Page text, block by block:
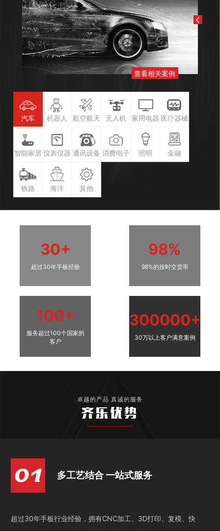
查看相关案例
汽车 机器人 航空航天 无人机 家用电器 医疗器械
智能家居 仪表仪器 通讯设备 消费电子 照明 金融
铁路 海洋 其他
30+
超过30年手板经验
98%
98%的按时交货率
100+
服务超过100个国家的
客户
300000+
30万以上客户满意案例
卓越的产品 真诚的服务
齐乐优势
多工艺结合 一站式服务
超过30年手板行业经验，拥有CNC加工、3D打印、复模、快